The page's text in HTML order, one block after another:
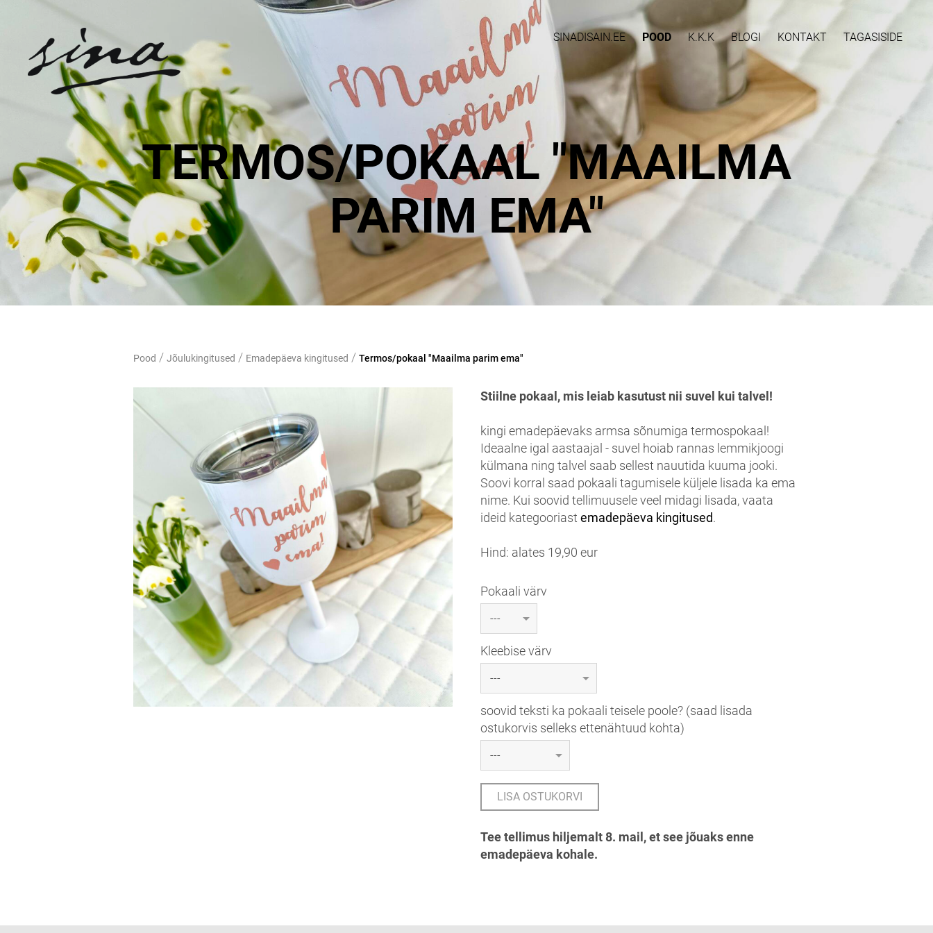
SINADISAIN.EE POOD K.K.K BLOGI KONTAKT TAGASISIDE
TERMOS/POKAAL "MAAILMA
PARIM EMA"
Pood / Jõulukingitused / Emadepäeva kingitused / Termos/pokaal "Maailma parim ema"
Stiilne pokaal, mis leiab kasutust nii suvel kui talvel!
kingi emadepäevaks armsa sõnumiga termospokaal!
Ideaalne igal aastaajal - suvel hoiab rannas lemmikjoogi
külmana ning talvel saab sellest nauutida kuuma jooki.
Soovi korral saad pokaali tagumisele küljele lisada ka ema
nime. Kui soovid tellimuusele veel midagi lisada, vaata
ideid kategooriast emadepäeva kingitused.
Hind: alates 19,90 eur
Pokaali värv
Kleebise värv
soovid teksti ka pokaali teisele poole? (saad lisada
ostukorvis selleks ettenähtuud kohta)
LISA OSTUKORVI
Tee tellimus hiljemalt 8. mail, et see jõuaks enne
emadepäeva kohale.